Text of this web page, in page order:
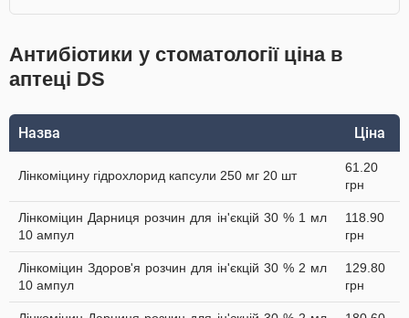
Антибіотики у стоматології ціна в
аптеці DS
Назва Ціна
Лінкоміцину гідрохлорид капсули 250 мг 20 шт
61.20
грн
Лінкоміцин Дарниця розчин для ін'єкцій 30 % 1 мл
10 ампул
118.90
грн
Лінкоміцин Здоров'я розчин для ін'єкцій 30 % 2 мл
10 ампул
129.80
грн